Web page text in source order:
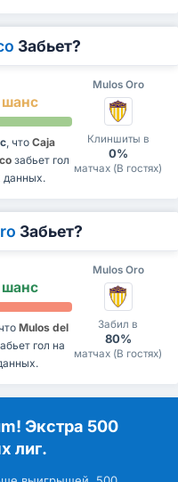
Забьет?
Mulos Oro
, что Caja
забьет гол
данных.
Клиншиты в
0%
матчах (В гостях)
Забьет?
Mulos Oro
Mulos del
гол на
Забил в
80%
матчах (В гостях)
Экстра 500
лиг.